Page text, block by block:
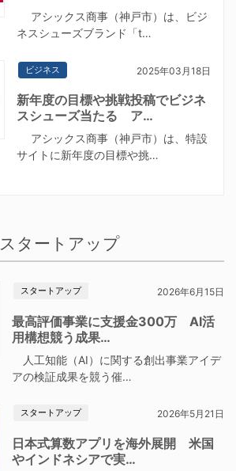
アシックス商事（神戸市）は、ビジ
ネスシューズブランド「t…
ビジネス 2025年03月18日
新年度の目標や挑戦投稿でビジネ
スシューズ当たる ア…
アシックス商事（神戸市）は、特設
サイトに新年度の目標や挑…
スタートアップ
スタートアップ 2026年6月15日
最高評価事業に支援金300万 AI活
用構想競う成果…
人工知能（AI）に関する創出事業アイデ
アの検証成果を競う催…
スタートアップ 2026年5月21日
日本式算数アプリを海外展開 米国
やインドネシアで実…